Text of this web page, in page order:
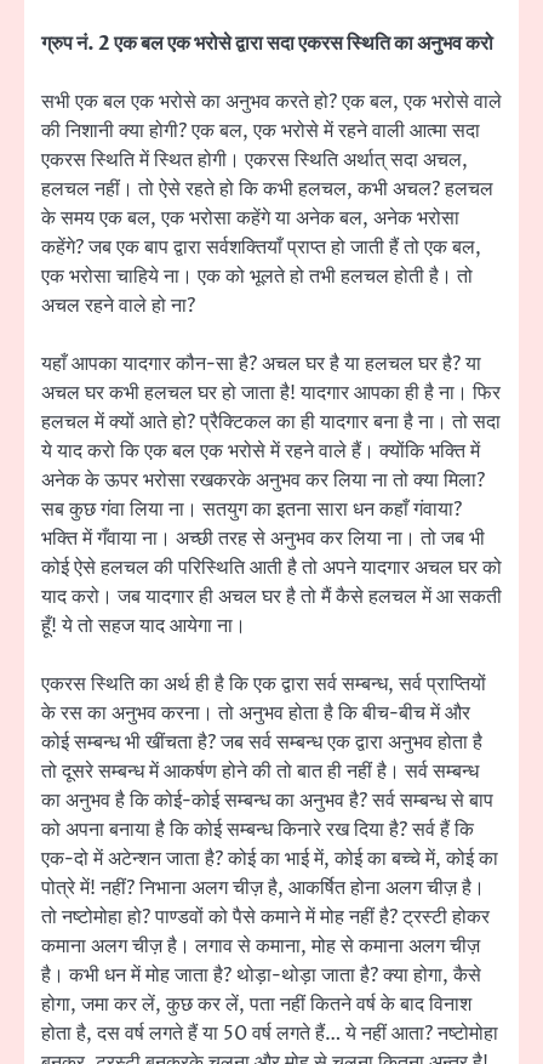
ग्रुप नं. 2 एक बल एक भरोसे द्वारा सदा एकरस स्थिति का अनुभव करो
सभी एक बल एक भरोसे का अनुभव करते हो? एक बल, एक भरोसे वाले
की निशानी क्या होगी? एक बल, एक भरोसे में रहने वाली आत्मा सदा
एकरस स्थिति में स्थित होगी। एकरस स्थिति अर्थात् सदा अचल,
हलचल नहीं। तो ऐसे रहते हो कि कभी हलचल, कभी अचल? हलचल
के समय एक बल, एक भरोसा कहेंगे या अनेक बल, अनेक भरोसा
कहेंगे? जब एक बाप द्वारा सर्वशक्तियाँ प्राप्त हो जाती हैं तो एक बल,
एक भरोसा चाहिये ना। एक को भूलते हो तभी हलचल होती है। तो
अचल रहने वाले हो ना?
यहाँ आपका यादगार कौन-सा है? अचल घर है या हलचल घर है? या
अचल घर कभी हलचल घर हो जाता है! यादगार आपका ही है ना। फिर
हलचल में क्यों आते हो? प्रैक्टिकल का ही यादगार बना है ना। तो सदा
ये याद करो कि एक बल एक भरोसे में रहने वाले हैं। क्योंकि भक्ति में
अनेक के ऊपर भरोसा रखकरके अनुभव कर लिया ना तो क्या मिला?
सब कुछ गंवा लिया ना। सतयुग का इतना सारा धन कहाँ गंवाया?
भक्ति में गँवाया ना। अच्छी तरह से अनुभव कर लिया ना। तो जब भी
कोई ऐसे हलचल की परिस्थिति आती है तो अपने यादगार अचल घर को
याद करो। जब यादगार ही अचल घर है तो मैं कैसे हलचल में आ सकती
हूँ! ये तो सहज याद आयेगा ना।
एकरस स्थिति का अर्थ ही है कि एक द्वारा सर्व सम्बन्ध, सर्व प्राप्तियों
के रस का अनुभव करना। तो अनुभव होता है कि बीच-बीच में और
कोई सम्बन्ध भी खींचता है? जब सर्व सम्बन्ध एक द्वारा अनुभव होता है
तो दूसरे सम्बन्ध में आकर्षण होने की तो बात ही नहीं है। सर्व सम्बन्ध
का अनुभव है कि कोई-कोई सम्बन्ध का अनुभव है? सर्व सम्बन्ध से बाप
को अपना बनाया है कि कोई सम्बन्ध किनारे रख दिया है? सर्व हैं कि
एक-दो में अटेन्शन जाता है? कोई का भाई में, कोई का बच्चे में, कोई का
पोत्रे में! नहीं? निभाना अलग चीज़ है, आकर्षित होना अलग चीज़ है।
तो नष्टोमोहा हो? पाण्डवों को पैसे कमाने में मोह नहीं है? ट्रस्टी होकर
कमाना अलग चीज़ है। लगाव से कमाना, मोह से कमाना अलग चीज़
है। कभी धन में मोह जाता है? थोड़ा-थोड़ा जाता है? क्या होगा, कैसे
होगा, जमा कर लें, कुछ कर लें, पता नहीं कितने वर्ष के बाद विनाश
होता है, दस वर्ष लगते हैं या 50 वर्ष लगते हैं… ये नहीं आता? नष्टोमोहा